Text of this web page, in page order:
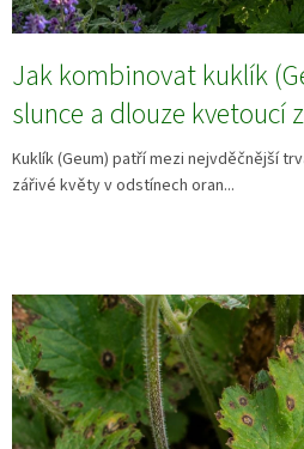
Jak kombinovat kuklík
slunce a dlouze kvetoucí
Kuklík (Geum) patří mezi nejvděčnější
zářivé květy v odstínech oran...